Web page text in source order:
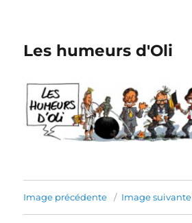
Les humeurs d'Oli
Image précédente Image suivante